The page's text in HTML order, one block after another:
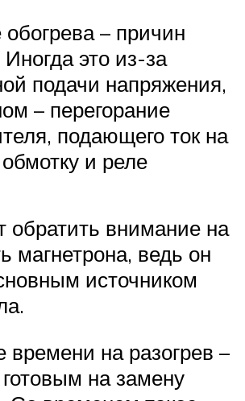
обогрева – причин
это из-за
подачи напряжения,
– перегорание
подающего ток на
и реле
обратить внимание на
магнетрона, ведь он
источником
времени на разогрев –
на замену